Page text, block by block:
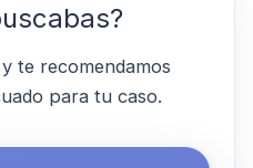
te recomendamos
para tu caso.